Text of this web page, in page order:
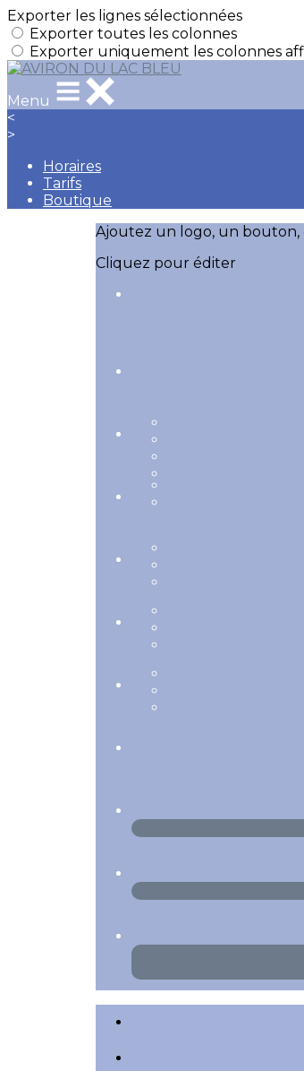
Exporter les lignes sélectionnées
Exporter toutes les colonnes
Exporter uniquement les colonnes
Menu
<
>
Horaires
Tarifs
Boutique
Ajoutez un logo, un bouton,
Cliquez pour éditer